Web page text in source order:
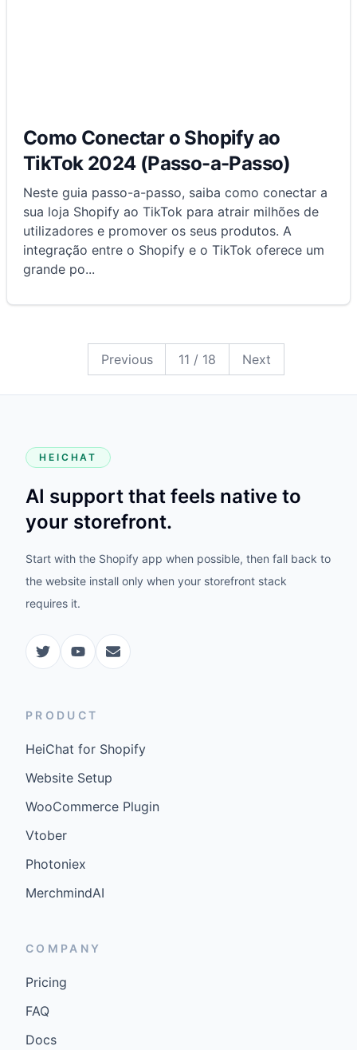
Como Conectar o Shopify ao
TikTok 2024 (Passo-a-Passo)
Neste guia passo-a-passo, saiba como conectar a
sua loja Shopify ao TikTok para atrair milhões de
utilizadores e promover os seus produtos. A
integração entre o Shopify e o TikTok oferece um
grande po...
Previous 11 / 18 Next18
HEICHAT
AI support that feels native to
your storefront.
Start with the Shopify app when possible, then fall back to
the website install only when your storefront stack
requires it.
PRODUCT
HeiChat for Shopify
Website Setup
WooCommerce Plugin
Vtober
Photoniex
MerchmindAI
COMPANY
Pricing
FAQ
Docs